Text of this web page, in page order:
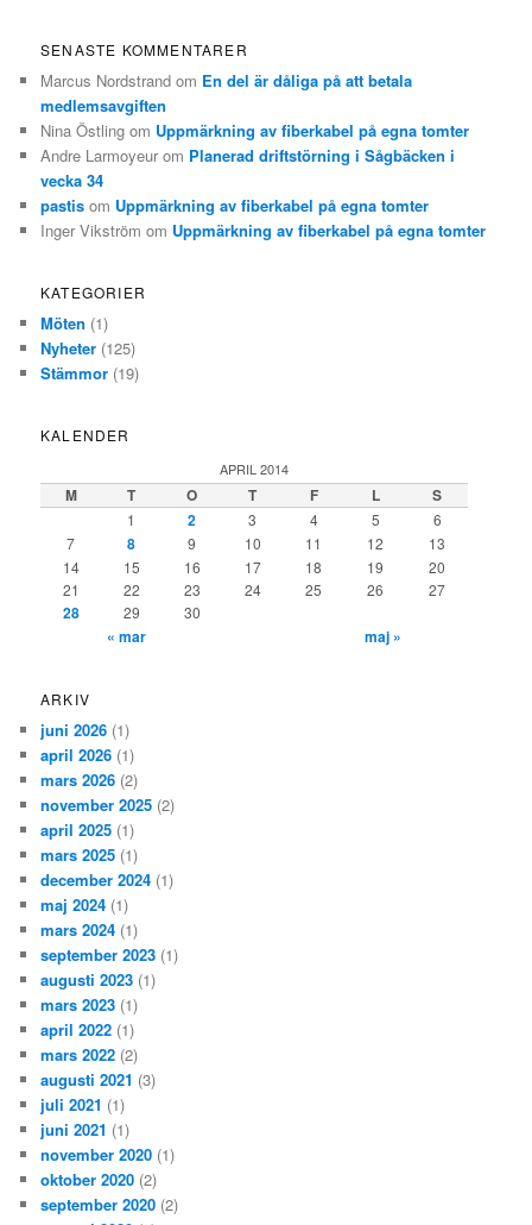
SENASTE KOMMENTARER
Marcus Nordstrand om En del är dåliga på att betala
medlemsavgiften
Nina Östling om Uppmärkning av fiberkabel på egna tomter
Andre Larmoyeur om Planerad driftstörning i Sågbäcken i
vecka 34
pastis om Uppmärkning av fiberkabel på egna tomter
Inger Vikström om Uppmärkning av fiberkabel på egna tomter
KATEGORIER
Möten (1)
Nyheter (125)
Stämmor (19)
KALENDER
APRIL 2014
M T O T F L S
1 2 3 4 5
6
7
8 9 10 11 12
13
14
15 16 17 18 19
20
21
22 23 24 25 26 27
28 29 30
« mar maj »
ARKIV
juni 2026 (1)
april 2026 (1)
mars 2026 (2)
november 2025 (2)
april 2025 (1)
mars 2025 (1)
december 2024 (1)
maj 2024 (1)
mars 2024 (1)
september 2023 (1)
augusti 2023 (1)
mars 2023 (1)
april 2022 (1)
mars 2022 (2)
augusti 2021 (3)
juli 2021 (1)
juni 2021 (1)
november 2020 (1)
oktober 2020 (2)
september 2020 (2)